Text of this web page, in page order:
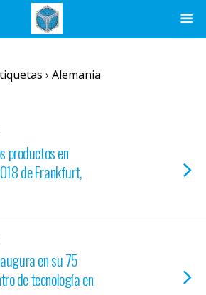
› Alemania
productos en
de Frankfurt,
en su 75
de tecnología en